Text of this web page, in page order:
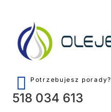
Potrzebujesz porady?
518 034 613